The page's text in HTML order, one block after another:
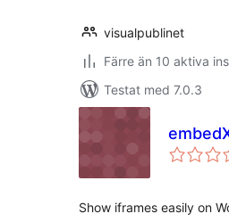
visualpublinet
Färre än 10 aktiva
Testat med 7.0.3
Show iframes easily on